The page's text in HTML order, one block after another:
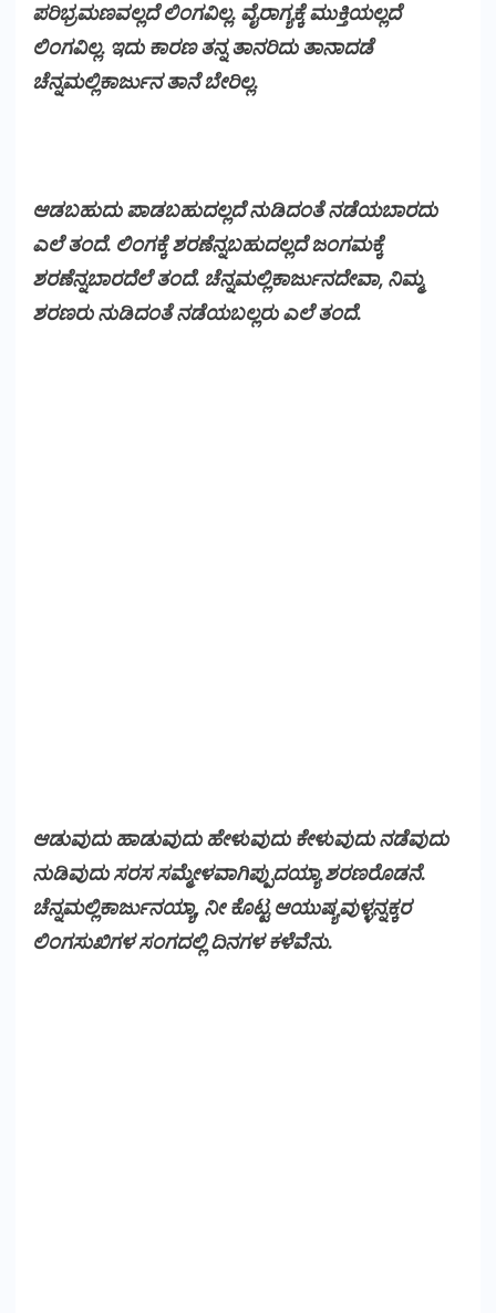
ಪರಿಭ್ರಮಣವಲ್ಲದೆ ಲಿಂಗವಿಲ್ಲ. ವೈರಾಗ್ಯಕ್ಕೆ ಮುಕ್ತಿಯಲ್ಲದೆ
ಲಿಂಗವಿಲ್ಲ. ಇದು ಕಾರಣ ತನ್ನ ತಾನರಿದು ತಾನಾದಡೆ
ಚೆನ್ನಮಲ್ಲಿಕಾರ್ಜುನ ತಾನೆ ಬೇರಿಲ್ಲ.
ಆಡಬಹುದು ಪಾಡಬಹುದಲ್ಲದೆ ನುಡಿದಂತೆ ನಡೆಯಬಾರದು
ಎಲೆ ತಂದೆ. ಲಿಂಗಕ್ಕೆ ಶರಣೆನ್ನಬಹುದಲ್ಲದೆ ಜಂಗಮಕ್ಕೆ
ಶರಣೆನ್ನಬಾರದೆಲೆ ತಂದೆ. ಚೆನ್ನಮಲ್ಲಿಕಾರ್ಜುನದೇವಾ, ನಿಮ್ಮ
ಶರಣರು ನುಡಿದಂತೆ ನಡೆಯಬಲ್ಲರು ಎಲೆ ತಂದೆ.
ಆಡುವುದು ಹಾಡುವುದು ಹೇಳುವುದು ಕೇಳುವುದು ನಡೆವುದು
ನುಡಿವುದು ಸರಸ ಸಮ್ಮೇಳವಾಗಿಪ್ಪುದಯ್ಯಾ ಶರಣರೊಡನೆ.
ಚೆನ್ನಮಲ್ಲಿಕಾರ್ಜುನಯ್ಯಾ, ನೀ ಕೊಟ್ಟ ಆಯುಷ್ಯವುಳ್ಳನ್ನಕ್ಕರ
ಲಿಂಗಸುಖಿಗಳ ಸಂಗದಲ್ಲಿ ದಿನಗಳ ಕಳೆವೆನು.